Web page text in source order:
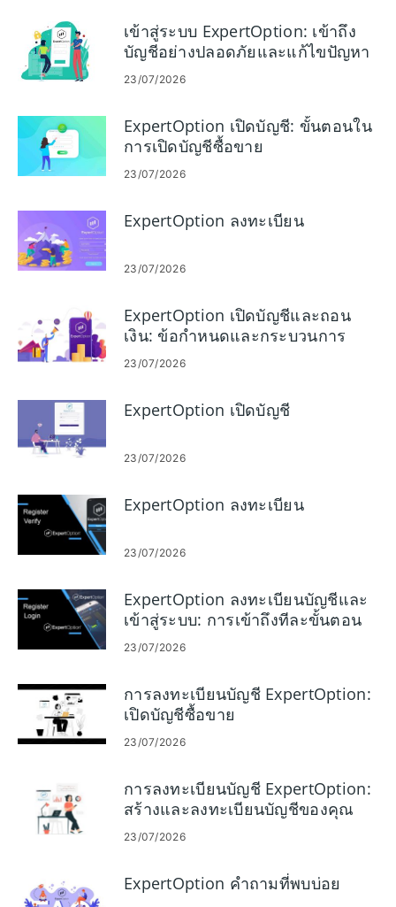
เข้าสู่ระบบ ExpertOption: เข้าถึง
บัญชีอย่างปลอดภัยและแก้ไขปัญหา
23/07/2026
ExpertOption เปิดบัญชี: ขั้นตอนใน
การเปิดบัญชีซื้อขาย
23/07/2026
ExpertOption ลงทะเบียน
23/07/2026
ExpertOption เปิดบัญชีและถอน
เงิน: ข้อกำหนดและกระบวนการ
23/07/2026
ExpertOption เปิดบัญชี
23/07/2026
ExpertOption ลงทะเบียน
23/07/2026
ExpertOption ลงทะเบียนบัญชีและ
เข้าสู่ระบบ: การเข้าถึงทีละขั้นตอน
23/07/2026
การลงทะเบียนบัญชี ExpertOption:
เปิดบัญชีซื้อขาย
23/07/2026
การลงทะเบียนบัญชี ExpertOption:
สร้างและลงทะเบียนบัญชีของคุณ
23/07/2026
ExpertOption คำถามที่พบบ่อย